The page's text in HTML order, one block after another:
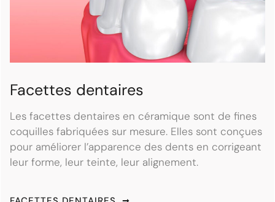
Facettes dentaires
Les facettes dentaires en céramique sont de fines
coquilles fabriquées sur mesure. Elles sont conçues
pour améliorer l’apparence des dents en corrigeant
leur forme, leur teinte, leur alignement.